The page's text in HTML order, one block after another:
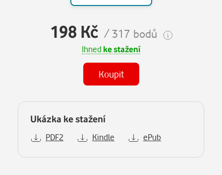
198 Kč / 317 bodů
Ihned ke stažení
Koupit
Ukázka ke stažení
PDF2 Kindle ePub